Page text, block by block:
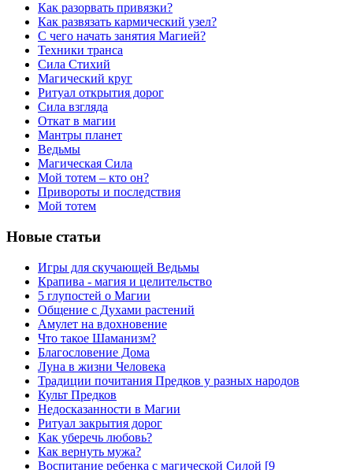
Как разорвать привязки?
Как развязать кармический узел?
С чего начать занятия Магией?
Техники транса
Сила Стихий
Магический круг
Ритуал открытия дорог
Сила взгляда
Откат в магии
Мантры планет
Ведьмы
Магическая Сила
Мой тотем – кто он?
Привороты и последствия
Мой тотем
Новые статьи
Игры для скучающей Ведьмы
Крапива - магия и целительство
5 глупостей о Магии
Общение с Духами растений
Амулет на вдохновение
Что такое Шаманизм?
Благословение Дома
Луна в жизни Человека
Традиции почитания Предков у разных народов
Культ Предков
Недосказанности в Магии
Ритуал закрытия дорог
Как уберечь любовь?
Как вернуть мужа?
Воспитание ребенка с магической Силой [9